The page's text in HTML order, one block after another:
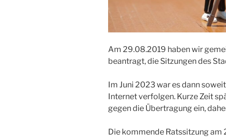
Am 29.08.2019 haben wir
beantragt, die Sitzungen des
Im Juni 2023 war es dann
Internet verfolgen. Kurze Zeit
gegen die Übertragung ein,
Die kommende Ratssitzung am